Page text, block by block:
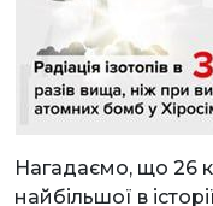
Нагадаємо, що 26
найбільшої в